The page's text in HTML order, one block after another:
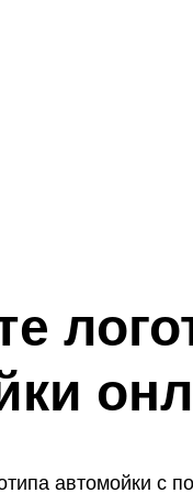
автомойки с